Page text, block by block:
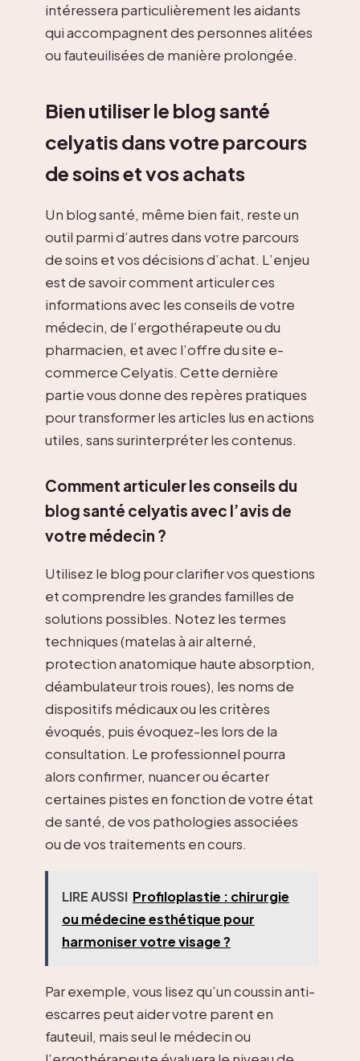
intéressera particulièrement les aidants
qui accompagnent des personnes alitées
ou fauteuilisées de manière prolongée.
Bien utiliser le blog santé
celyatis dans votre parcours
de soins et vos achats
Un blog santé, même bien fait, reste un
outil parmi d’autres dans votre parcours
de soins et vos décisions d’achat. L’enjeu
est de savoir comment articuler ces
informations avec les conseils de votre
médecin, de l’ergothérapeute ou du
pharmacien, et avec l’offre du site e-
commerce Celyatis. Cette dernière
partie vous donne des repères pratiques
pour transformer les articles lus en actions
utiles, sans surinterpréter les contenus.
Comment articuler les conseils du
blog santé celyatis avec l’avis de
votre médecin ?
Utilisez le blog pour clarifier vos questions
et comprendre les grandes familles de
solutions possibles. Notez les termes
techniques (matelas à air alterné,
protection anatomique haute absorption,
déambulateur trois roues), les noms de
dispositifs médicaux ou les critères
évoqués, puis évoquez-les lors de la
consultation. Le professionnel pourra
alors confirmer, nuancer ou écarter
certaines pistes en fonction de votre état
de santé, de vos pathologies associées
ou de vos traitements en cours.
LIRE AUSSI Profiloplastie : chirurgie
ou médecine esthétique pour
harmoniser votre visage ?
Par exemple, vous lisez qu’un coussin anti-
escarres peut aider votre parent en
fauteuil, mais seul le médecin ou